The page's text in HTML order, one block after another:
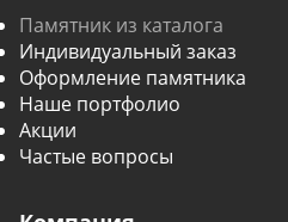
Памятник из каталога
Индивидуальный заказ
Оформление памятника
Наше портфолио
Акции
Частые вопросы